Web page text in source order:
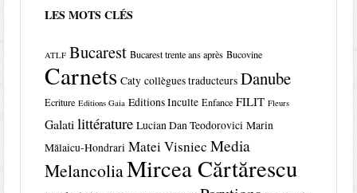
LES MOTS CLÉS
ATLF Bucarest Bucarest trente ans après Bucovine
Carnets Caty collègues traducteurs Danube
Ecriture Editions Gaia Editions Inculte Enfance FILIT Fleurs
Galati littérature Lucian Dan Teodorovici Marin
Mălaicu-Hondrari Matei Visniec Media
MelancoliaMircea Cărtărescu